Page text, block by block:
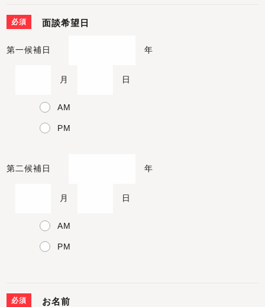
必須 面談希望日
第一候補日 年
月 日
AM
PM
第二候補日 年
月 日
AM
PM
必須 お名前